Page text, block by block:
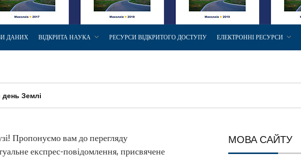
ДАНИХ ВІДКРИТА НАУКА РЕСУРСИ ВІДКРИТОГО ДОСТУПУ ЕЛЕКТРОННІ РЕСУРСИ
день Землі
Пропонуємо вам до перегляду
експрес-повідомлення, присвячене
МОВА САЙТУ